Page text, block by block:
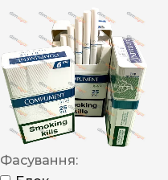
Фасування: